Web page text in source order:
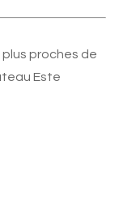
proches de
Este